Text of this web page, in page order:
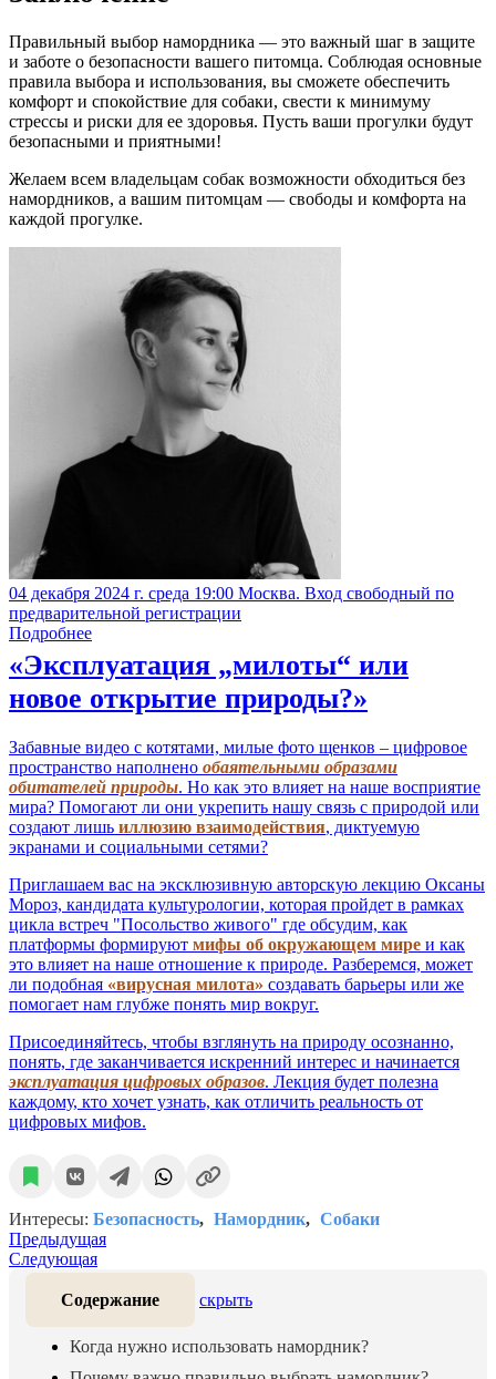
Правильный выбор намордника — это важный шаг в защите
и заботе о безопасности вашего питомца. Соблюдая основные
правила выбора и использования, вы сможете обеспечить
комфорт и спокойствие для собаки, свести к минимуму
стрессы и риски для ее здоровья. Пусть ваши прогулки будут
безопасными и приятными!
Желаем всем владельцам собак возможности обходиться без
намордников, а вашим питомцам — свободы и комфорта на
каждой прогулке.
04 декабря 2024 г. среда 19:00 Москва. Вход свободный по
предварительной регистрации
Подробнее
«Эксплуатация „милоты“ или
новое открытие природы?»
Забавные видео с котятами, милые фото щенков – цифровое
пространство наполнено обаятельными образами
обитателей природы. Но как это влияет на наше восприятие
мира? Помогают ли они укрепить нашу связь с природой или
создают лишь иллюзию взаимодействия, диктуемую
экранами и социальными сетями?
Приглашаем вас на эксклюзивную авторскую лекцию Оксаны
Мороз, кандидата культурологии, которая пройдет в рамках
цикла встреч "Посольство живого" где обсудим, как
платформы формируют мифы об окружающем мире и как
это влияет на наше отношение к природе. Разберемся, может
ли подобная «вирусная милота» создавать барьеры или же
помогает нам глубже понять мир вокруг.
Присоединяйтесь, чтобы взглянуть на природу осознанно,
понять, где заканчивается искренний интерес и начинается
эксплуатация цифровых образов. Лекция будет полезна
каждому, кто хочет узнать, как отличить реальность от
цифровых мифов.
Интересы: Безопасность Намордник
Собаки
Предыдущая
Следующая
Содержание скрыть
Когда нужно использовать намордник?